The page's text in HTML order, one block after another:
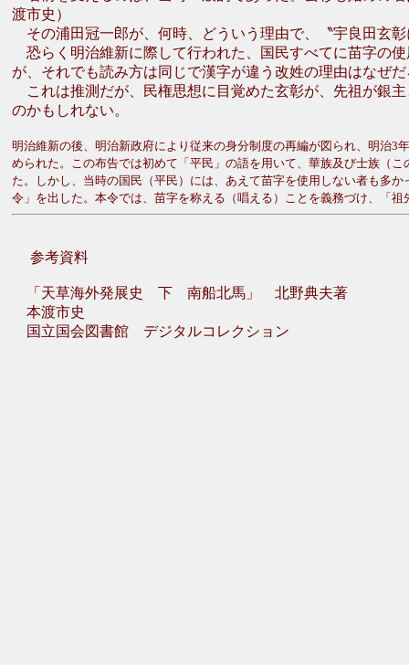
渡市史）
その浦田冠一郎が、何時、どういう理由で、〝宇良田玄
恐らく明治維新に際して行われた、国民すべてに苗字の
が、それでも読み方は同じで漢字が違う改姓の理由はなぜ
これは推測だが、民権思想に目覚めた玄彰が、先祖が銀
のかもしれない。
明治維新の後、明治新政府により従来の身分制度の再編が図られ、明治3
められた。この布告では初めて「平民」の語を用いて、華族及び士族（
た。しかし、当時の国民（平民）には、あえて苗字を使用しない者も多
令」を出した。本令では、苗字を称える（唱える）ことを義務づけ、「
参考資料
「天草海外発展史 下 南船北馬」 北野典夫著
本渡市史
国立国会図書館 デジタルコレクション